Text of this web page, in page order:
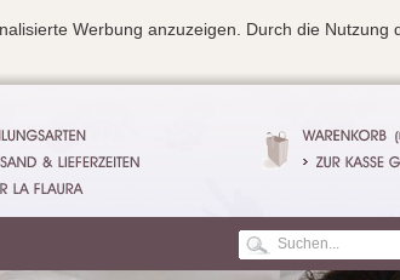
Werbung anzuzeigen. Durch die Nutzung